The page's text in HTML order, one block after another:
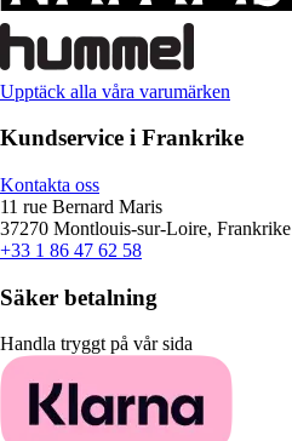
Upptäck alla våra varumärken
Kundservice i Frankrike
Kontakta oss
11 rue Bernard Maris
37270 Montlouis-sur-Loire, Frankrike
+33 1 86 47 62 58
Säker betalning
Handla tryggt på vår sida